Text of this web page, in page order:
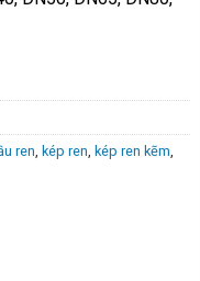
ren, kép ren, kép ren kẽm,